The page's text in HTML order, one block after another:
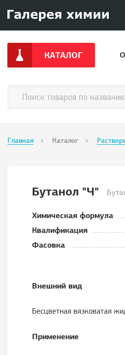
КАТАЛОГ
Главная Каталог
Бутанол "Ч"
Химическая формула
Квалификация
Фасовка
Внешний вид
Бесцветная вязковатая
Применение